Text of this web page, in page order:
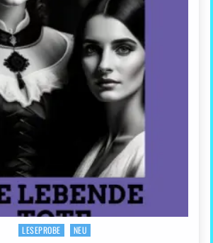
Posted
LESEPROBE NEU